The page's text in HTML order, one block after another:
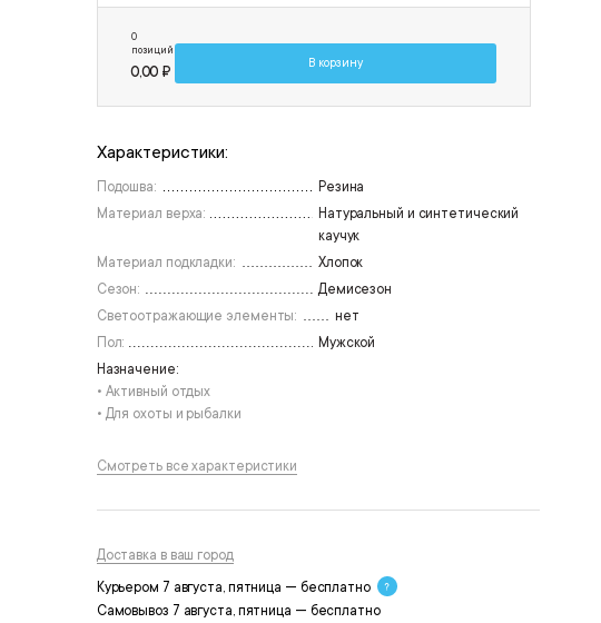
47
0
позиций
0,00 ₽
В корзину
Характеристики:
Подошва:
Резина
Материал верха:
Натуральный и синтетический
каучук
Материал подкладки:
Хлопок
Сезон:
Демисезон
Светоотражающие элементы:
нет
Пол:
Мужской
Назначение:
• Активный отдых
• Для охоты и рыбалки
Смотреть все характеристики
Доставка в ваш город
Курьером 7 августа, пятница — бесплатно
Самовывоз 7 августа, пятница — бесплатно